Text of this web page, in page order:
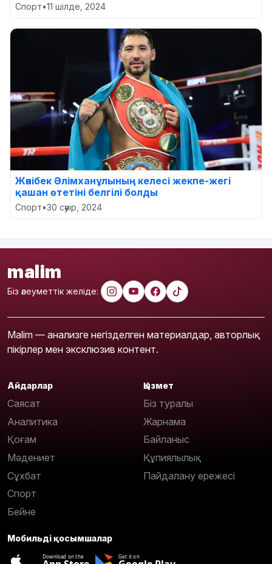
Спорт•11 шілде, 2024
Жәнібек Әлімханұлының келесі жекпе-жегі
қашан өтетіні белгілі болды
Спорт•30 сәуір, 2024
malim
Біз әлеуметтік желіде:
Malim — анализге негізделген материалдар, авторлық
пікірлер мен эксклюзив контент.
Айдарлар
Саясат
Аналитика
Қоғам
Мәдениет
Сұхбат
Спорт
Бейне
Қызмет
Біз туралы
Жарнама
Байланыс
Құпиялылық
Пайдалану ережесі
Мобильді қосымшалар
Download on the Get it on